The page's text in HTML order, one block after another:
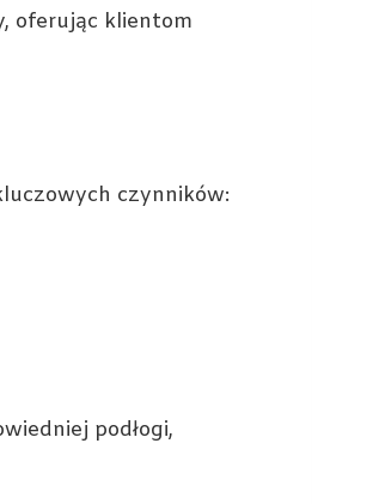
oferując klientom
czynników:
podłogi,